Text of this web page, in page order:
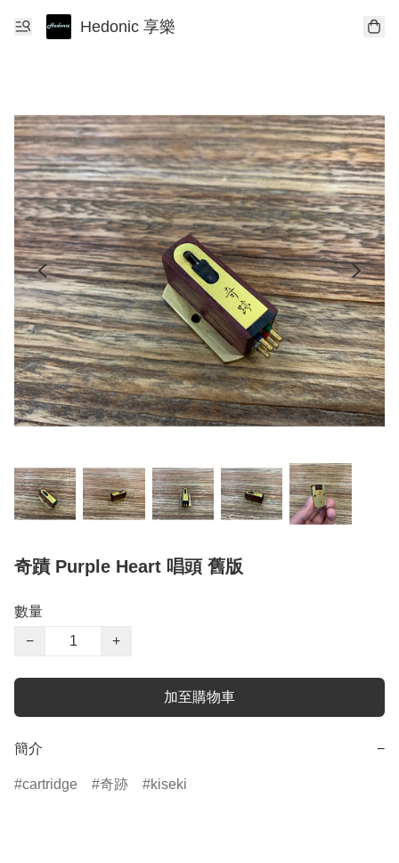
Hedonic 享樂
奇蹟 Purple Heart 唱頭 舊版
數量
−
+
加至購物車
簡介 −
cartridge 奇跡 kiseki